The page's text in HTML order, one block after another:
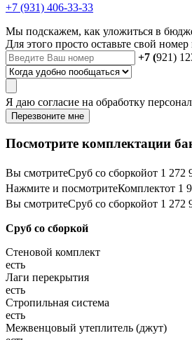
+7 (931) 406-33-33
Мы подскажем, как уложиться в
Для этого просто оставьте свой
+7 (921)
Я даю согласие на обработку
Перезвоните мне
Посмотрите комплектации
Вы смотритеСруб со сборкойот 1 272
Нажмите и посмотритеКомплектот 1
Вы смотритеСруб со сборкойот 1 272
Сруб со сборкой
Стеновой комплект
есть
Лаги перекрытия
есть
Стропильная система
есть
Межвенцовый утеплитель (джут)